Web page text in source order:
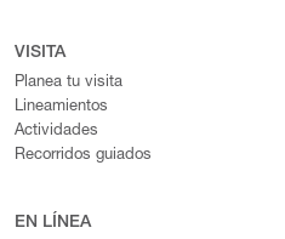
VISITA
Planea tu visita
Lineamientos
Actividades
Recorridos guiados
EN LÍNEA